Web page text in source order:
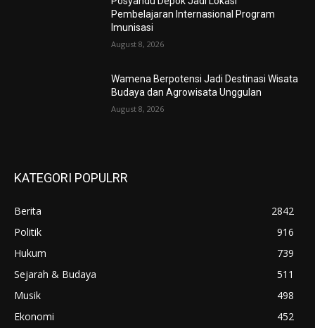
Pembelajaran Internasional Program
Imunisasi
August 8, 2026
Wamena Berpotensi Jadi Destinasi Wisata
Budaya dan Agrowisata Unggulan
August 8, 2026
KATEGORI POPULRR
Berita
2842
Politik
916
Hukum
739
Sejarah & Budaya
511
Musik
498
Ekonomi
452